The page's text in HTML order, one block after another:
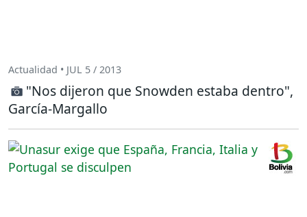
Actualidad • JUL 5 / 2013
"Nos dijeron que Snowden estaba dentro",
García-Margallo